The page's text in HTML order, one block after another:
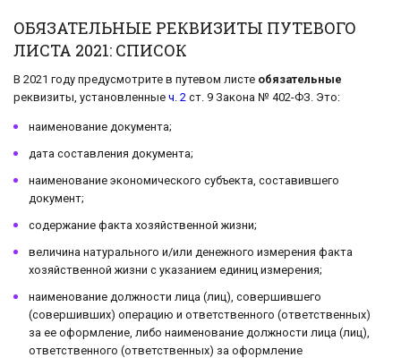
ОБЯЗАТЕЛЬНЫЕ РЕКВИЗИТЫ ПУТЕВОГО
ЛИСТА 2021: СПИСОК
В 2021 году предусмотрите в путевом листе обязательные
реквизиты, установленные ч. 2 ст. 9 Закона № 402-ФЗ. Это:
наименование документа;
дата составления документа;
наименование экономического субъекта, составившего
документ;
содержание факта хозяйственной жизни;
величина натурального и/или денежного измерения факта
хозяйственной жизни с указанием единиц измерения;
наименование должности лица (лиц), совершившего
(совершивших) операцию и ответственного (ответственных)
за ее оформление, либо наименование должности лица (лиц),
ответственного (ответственных) за оформление